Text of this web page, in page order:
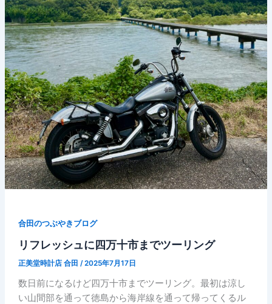
合田のつぶやきブログ
リフレッシュに四万十市までツーリング
正美堂時計店 合田 /2025年7月17日
数日前になるけど四万十市までツーリング。最初は涼し
い山間部を通って徳島から海岸線を通って帰ってくるル